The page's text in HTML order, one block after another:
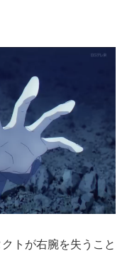
トが右腕を失うこと